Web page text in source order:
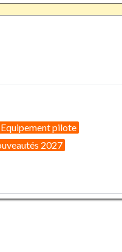
Equipement pilote
2027